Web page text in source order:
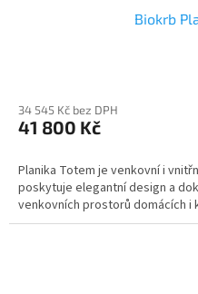
Biokrb
34 545 Kč bez DPH
41 800 Kč
Planika Totem je venkovní i
poskytuje elegantní design a
venkovních prostorů domácích i